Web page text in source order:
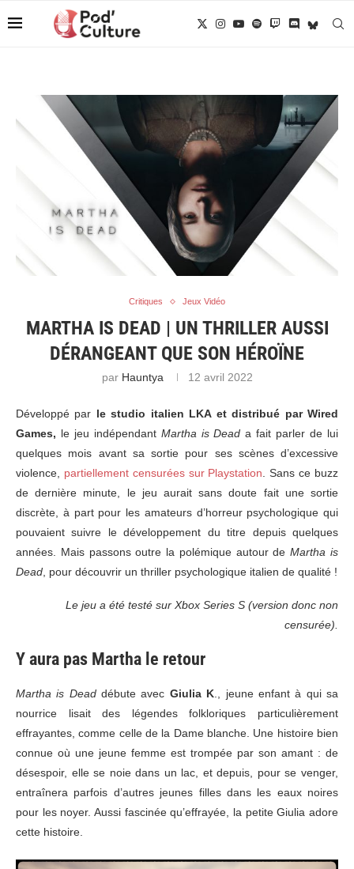
Critiques Jeux Vidéo
MARTHA IS DEAD | UN THRILLER AUSSI
DÉRANGEANT QUE SON HÉROÏNE
par Hauntya 12 avril 2022
Développé par le studio italien LKA et distribué par Wired
Games, le jeu indépendant Martha is Dead a fait parler de lui
quelques mois avant sa sortie pour ses scènes d’excessive
violence, partiellement censurées sur Playstation. Sans ce buzz
de dernière minute, le jeu aurait sans doute fait une sortie
discrète, à part pour les amateurs d’horreur psychologique qui
pouvaient suivre le développement du titre depuis quelques
années. Mais passons outre la polémique autour deMartha is
Dead, pour découvrir un thriller psychologique italien de qualité !
Le jeu a été testé sur Xbox Series S (version donc non
censurée).
Y aura pas Martha le retour
Martha is Deaddébute avec Giulia K., jeune enfant à qui sa
nourrice lisait des légendes folkloriques particulièrement
effrayantes, comme celle de la Dame blanche. Une histoire bien
connue où une jeune femme est trompée par son amant : de
désespoir, elle se noie dans un lac, et depuis, pour se venger,
entraînera parfois d’autres jeunes filles dans les eaux noires
pour les noyer. Aussi fascinée qu’effrayée, la petite Giulia adore
cette histoire.